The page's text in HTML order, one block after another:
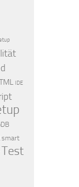
IDE
smart
Test